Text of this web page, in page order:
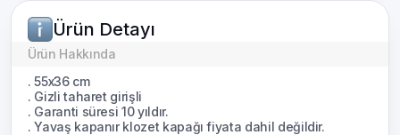
Ürün Detayı
Ürün Hakkında
. 55x36 cm
. Gizli taharet girişli
. Garanti süresi 10 yıldır.
. Yavaş kapanır klozet kapağı fiyata dahil değildir.